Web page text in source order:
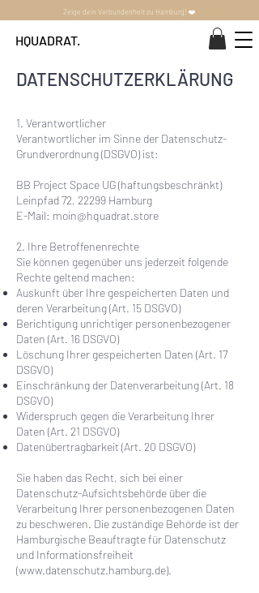
HQUADRAT.
Zeige dein Verbundenheit zu Hamburg! ❤️
DATENSCHUTZERKLÄRUNG
1. Verantwortlicher
Verantwortlicher im Sinne der Datenschutz-
Grundverordnung (DSGVO) ist:
BB Project Space UG (haftungsbeschränkt)
Leinpfad 72, 22299 Hamburg
E-Mail: moin@hquadrat.store
2. Ihre Betroffenenrechte
Sie können gegenüber uns jederzeit folgende
Rechte geltend machen:
Auskunft über Ihre gespeicherten Daten und
deren Verarbeitung (Art. 15 DSGVO)
Berichtigung unrichtiger personenbezogener
Daten (Art. 16 DSGVO)
Löschung Ihrer gespeicherten Daten (Art. 17
DSGVO)
Einschränkung der Datenverarbeitung (Art. 18
DSGVO)
Widerspruch gegen die Verarbeitung Ihrer
Daten (Art. 21 DSGVO)
Datenübertragbarkeit (Art. 20 DSGVO)
Sie haben das Recht, sich bei einer
Datenschutz-Aufsichtsbehörde über die
Verarbeitung Ihrer personenbezogenen Daten
zu beschweren. Die zuständige Behörde ist der
Hamburgische Beauftragte für Datenschutz
und Informationsfreiheit
(www.datenschutz.hamburg.de).